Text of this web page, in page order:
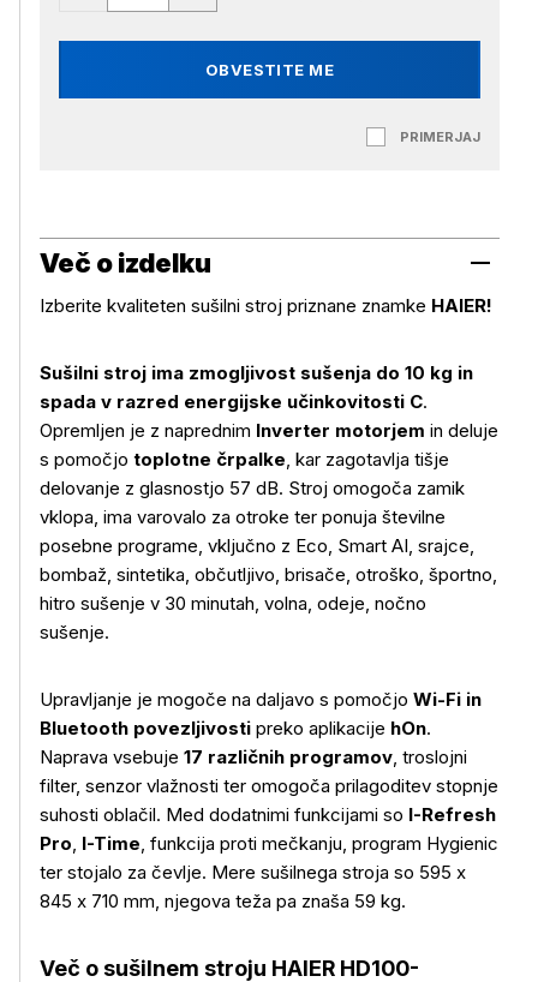
OBVESTITE ME
PRIMERJAJ
Več o izdelku
Izberite kvaliteten sušilni stroj priznane znamke HAIER!
Sušilni stroj ima zmogljivost sušenja do 10 kg in
spada v razred energijske učinkovitosti C.
Opremljen je z naprednim Inverter motorjem in deluje
s pomočjo toplotne črpalke, kar zagotavlja tišje
delovanje z glasnostjo 57 dB. Stroj omogoča zamik
vklopa, ima varovalo za otroke ter ponuja številne
posebne programe, vključno z Eco, Smart AI, srajce,
bombaž, sintetika, občutljivo, brisače, otroško, športno,
hitro sušenje v 30 minutah, volna, odeje, nočno
sušenje.
Upravljanje je mogoče na daljavo s pomočjo Wi-Fi in
Bluetooth povezljivosti preko aplikacije hOn.
Naprava vsebuje 17 različnih programov, troslojni
filter, senzor vlažnosti ter omogoča prilagoditev stopnje
suhosti oblačil. Med dodatnimi funkcijami so I-Refresh
Pro, I-Time, funkcija proti mečkanju, program Hygienic
ter stojalo za čevlje. Mere sušilnega stroja so 595 x
845 x 710 mm, njegova teža pa znaša 59 kg.
Več o sušilnem stroju HAIER HD100-